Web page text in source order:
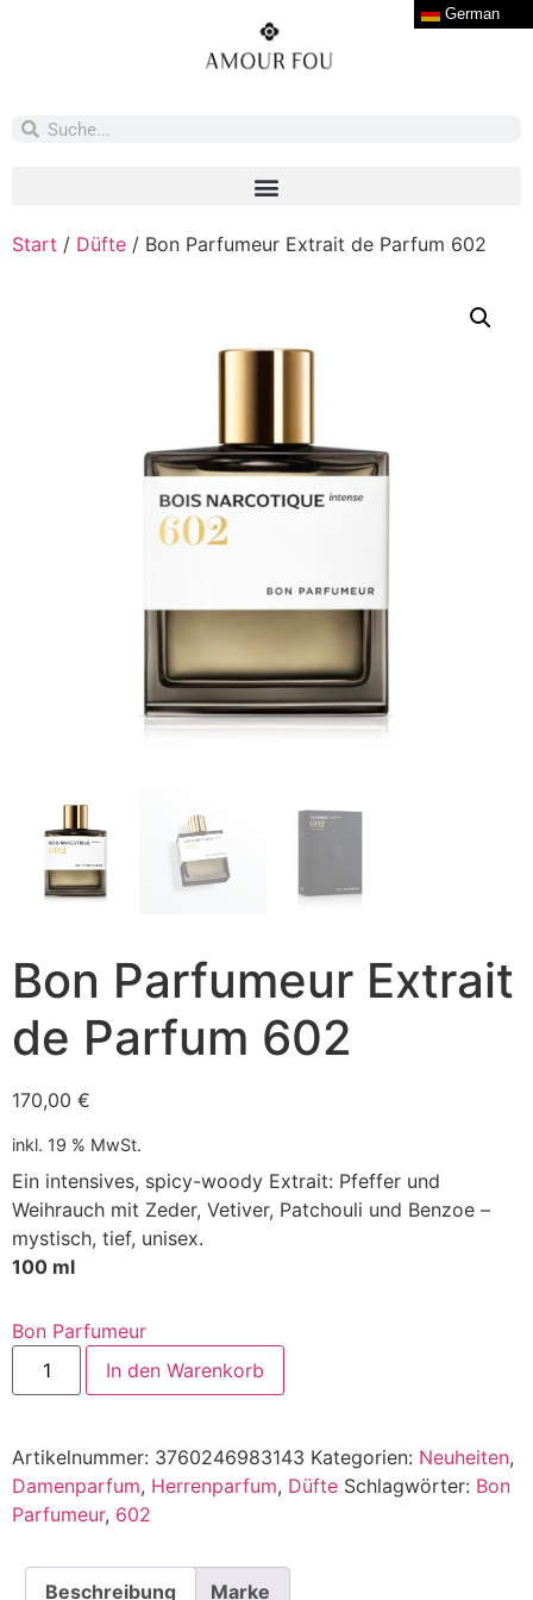
Start / Düfte / Bon Parfumeur Extrait de Parfum 602
Bon Parfumeur Extrait
de Parfum 602
170,00 €
inkl. 19 % MwSt.
Ein intensives, spicy-woody Extrait: Pfeffer und
Weihrauch mit Zeder, Vetiver, Patchouli und Benzoe –
mystisch, tief, unisex.
100 ml
Bon Parfumeur
In den Warenkorb
Artikelnummer: 3760246983143 Kategorien: Neuheiten,
Damenparfum, Herrenparfum, Düfte Schlagwörter: Bon
Parfumeur, 602
Beschreibung Marke
German